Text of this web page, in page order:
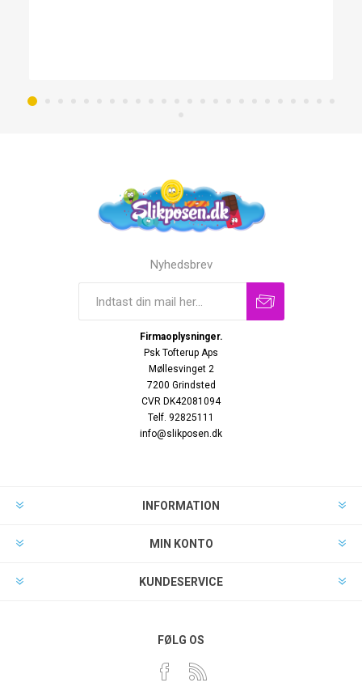
Nyhedsbrev
Firmaoplysninger.
Psk Tofterup Aps
Møllesvinget 2
7200 Grindsted
CVR DK42081094
Telf. 92825111
info@slikposen.dk
INFORMATION
MIN KONTO
KUNDESERVICE
FØLG OS